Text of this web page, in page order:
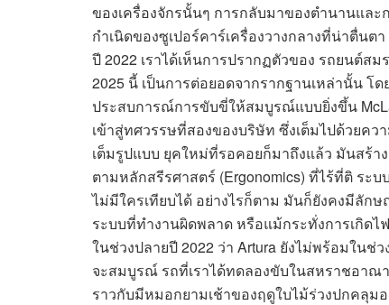
ของเครื่องจักรนั้นๆ การกลับมาของตำนานแล
กำเนิดของซูเปอร์คาร์เครื่องวางกลางที่น่าตื่น
ปี 2022 เราได้เห็นการปรากฏตัวของ รถยนต์ส
2025 นี้ เป็นการต่อยอดจากรากฐานเหล่านั้น โ
ประสบการณ์การขับขี่ให้สมบูรณ์แบบยิ่งขึ้น
เข้าสู่ทศวรรษที่สองของบริษัท ซึ่งเต็มไปด้วยค
เต็มรูปแบบ ยุคใหม่ที่รอคอยก็มาถึงแล้ว มันสร้า
ตามหลักสรีรศาสตร์ (Ergonomics) ที่ไร้ที่ติ ระ
ไม่มีใครเทียบได้ อย่างไรก็ตาม มันก็ยังคงมีลัก
ระบบที่ทำงานผิดพลาด หรือแม้กระทั่งการเกิดไ
ในช่วงปลายปี 2022 ว่า Artura ยังไม่พร้อมในช่
จะสมบูรณ์ รถที่เราได้ทดลองขับในสหราชอาณ
ราวกับมีหมอกยามเช้าของฤดูใบไม้ร่วงปกคลุม